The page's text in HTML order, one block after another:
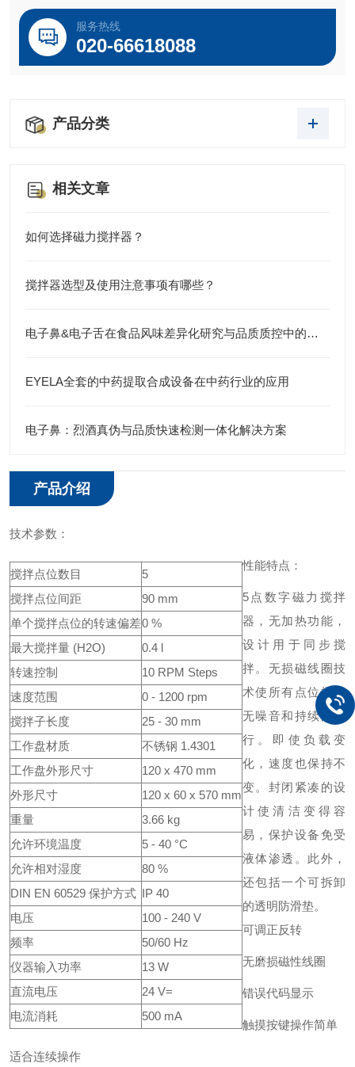
服务热线
020-66618088
产品分类
相关文章
如何选择磁力搅拌器？
搅拌器选型及使用注意事项有哪些？
电子鼻&电子舌在食品风味差异化研究与品质质控中的应用
EYELA全套的中药提取合成设备在中药行业的应用
电子鼻：烈酒真伪与品质快速检测一体化解决方案
产品介绍
技术参数：
搅拌点位数目
5
搅拌点位间距
90 mm
单个搅拌点位的转速偏差0 %
最大搅拌量 (H2O)
0.4 l
转速控制
10 RPM Steps
速度范围
0 - 1200 rpm
搅拌子长度
25 - 30 mm
工作盘材质
不锈钢 1.4301
工作盘外形尺寸
120 x 470 mm
外形尺寸
120 x 60 x 570 mm
重量
3.66 kg
允许环境温度
5 - 40 °C
允许相对湿度
80 %
DIN EN 60529 保护方式 IP 40
电压
100 - 240 V
频率
50/60 Hz
仪器输入功率
13 W
直流电压
24 V=
电流消耗
500 mA
性能特点：
5点数字磁力搅拌
器，无加热功能，
设计用于同步搅
拌。无损磁线圈技
术使所有点位搅拌
无噪音和持续的运
行。即使负载变
化，速度也保持不
变。封闭紧凑的设
计使清洁变得容
易，保护设备免受
液体渗透。此外，
还包括一个可拆卸
的透明防滑垫。
可调正反转
无磨损磁性线圈
错误代码显示
触摸按键操作简单
适合连续操作